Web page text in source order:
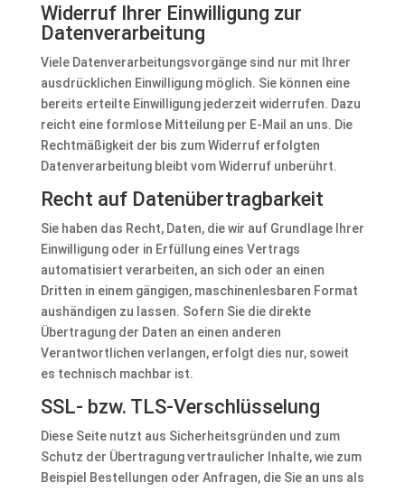
Widerruf Ihrer Einwilligung zur
Datenverarbeitung
Viele Datenverarbeitungsvorgänge sind nur mit Ihrer
ausdrücklichen Einwilligung möglich. Sie können eine
bereits erteilte Einwilligung jederzeit widerrufen. Dazu
reicht eine formlose Mitteilung per E-Mail an uns. Die
Rechtmäßigkeit der bis zum Widerruf erfolgten
Datenverarbeitung bleibt vom Widerruf unberührt.
Recht auf Datenübertragbarkeit
Sie haben das Recht, Daten, die wir auf Grundlage Ihrer
Einwilligung oder in Erfüllung eines Vertrags
automatisiert verarbeiten, an sich oder an einen
Dritten in einem gängigen, maschinenlesbaren Format
aushändigen zu lassen. Sofern Sie die direkte
Übertragung der Daten an einen anderen
Verantwortlichen verlangen, erfolgt dies nur, soweit
es technisch machbar ist.
SSL- bzw. TLS-Verschlüsselung
Diese Seite nutzt aus Sicherheitsgründen und zum
Schutz der Übertragung vertraulicher Inhalte, wie zum
Beispiel Bestellungen oder Anfragen, die Sie an uns als